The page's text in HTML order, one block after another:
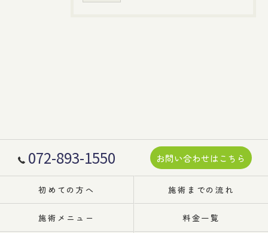
072-893-1550 お問い合わせはこちら
初めての方へ 施術までの流れ
施術メニュー 料金一覧